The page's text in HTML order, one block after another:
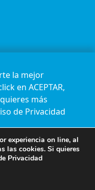
aquí
redes
la mejor
en ACEPTAR,
más
de Privacidad
experiencia on line, al
las cookies. Si quieres
Privacidad